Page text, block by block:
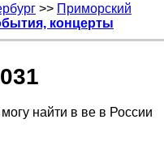
>> Приморский
концерты
найти в ве в России